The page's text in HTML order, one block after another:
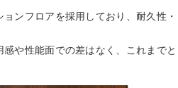
ンフロアを採用しており、耐久性・
や性能面での差はなく、これまでと